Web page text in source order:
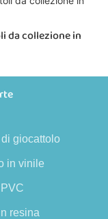
da collezione in
giocattolo
in vinile
resina